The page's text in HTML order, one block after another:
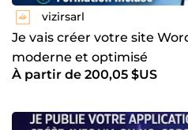
vizirsarl
Je vais créer votre site
moderne et optimisé
À partir de 200,05 $US